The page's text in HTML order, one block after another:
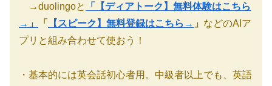
→duolingoと 「【ディアトーク】 無料体験はこちら
→ 」 「 【スピーク】 無料登録はこちら→ 」 などのAIア
プリと組み合わせて使おう！
・基本的には英会話初心者用。中級者以上でも、英語